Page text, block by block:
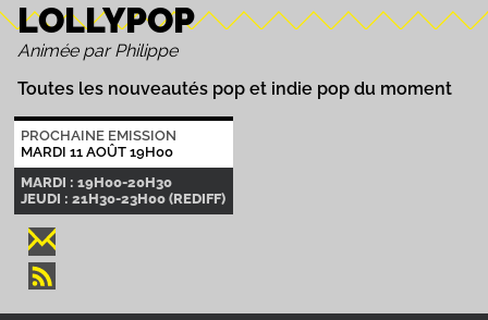
LOLLYPOP
Animée par Philippe
Toutes les nouveautés pop et indie pop du moment
PROCHAINE EMISSION
MARDI 11 AOÛT 19H00
MARDI : 19H00-20H30
JEUDI : 21H30-23H00 (REDIFF)